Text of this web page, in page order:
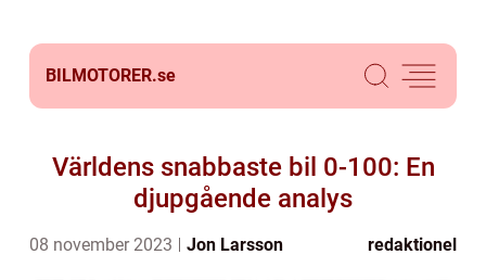
BILMOTORER.se
Världens snabbaste bil 0-100: En
djupgående analys
08 november 2023 Jon Larsson redaktionel